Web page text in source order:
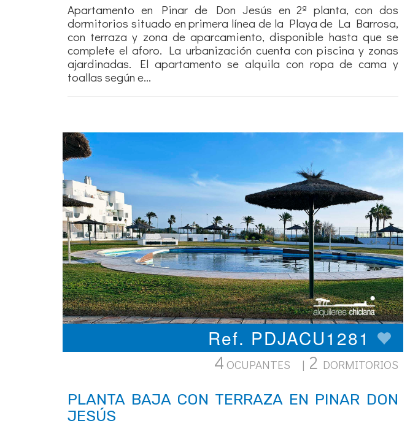
Apartamento en Pinar de Don Jesús en 2ª planta, con dos
dormitorios situado en primera línea de la Playa de La Barrosa,
con terraza y zona de aparcamiento, disponible hasta que se
complete el aforo. La urbanización cuenta con piscina y zonas
ajardinadas. El apartamento se alquila con ropa de cama y
toallas según e...
Ref. PDJACU1281
4 OCUPANTES | 2 DORMITORIOS
PLANTA BAJA CON TERRAZA EN PINAR DON
JESÚS